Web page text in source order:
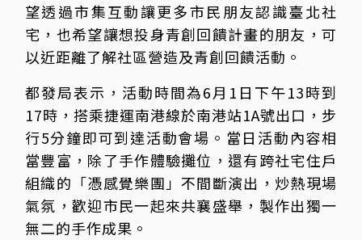
望透過市集互動讓更多市民朋友認識臺北社
宅，也希望讓想投身青創回饋計畫的朋友，可
以近距離了解社區營造及青創回饋活動。
都發局表示，活動時間為6月1日下午13時到
17時，搭乘捷運南港線於南港站1A號出口，步
行5分鐘即可到達活動會場。當日活動內容相
當豐富，除了手作體驗攤位，還有跨社宅住戶
組織的「憑感覺樂團」不間斷演出，炒熱現場
氣氛，歡迎市民一起來共襄盛舉，製作出獨一
無二的手作成果。